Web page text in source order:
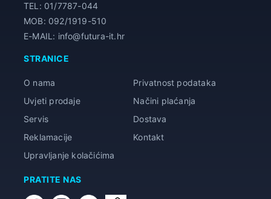
TEL: 01/7787-044
MOB: 092/1919-510
E-MAIL: info@futura-it.hr
STRANICE
O nama
Privatnost podataka
Uvjeti prodaje
Načini plaćanja
Servis
Dostava
Reklamacije
Kontakt
Upravljanje kolačićima
PRATITE NAS